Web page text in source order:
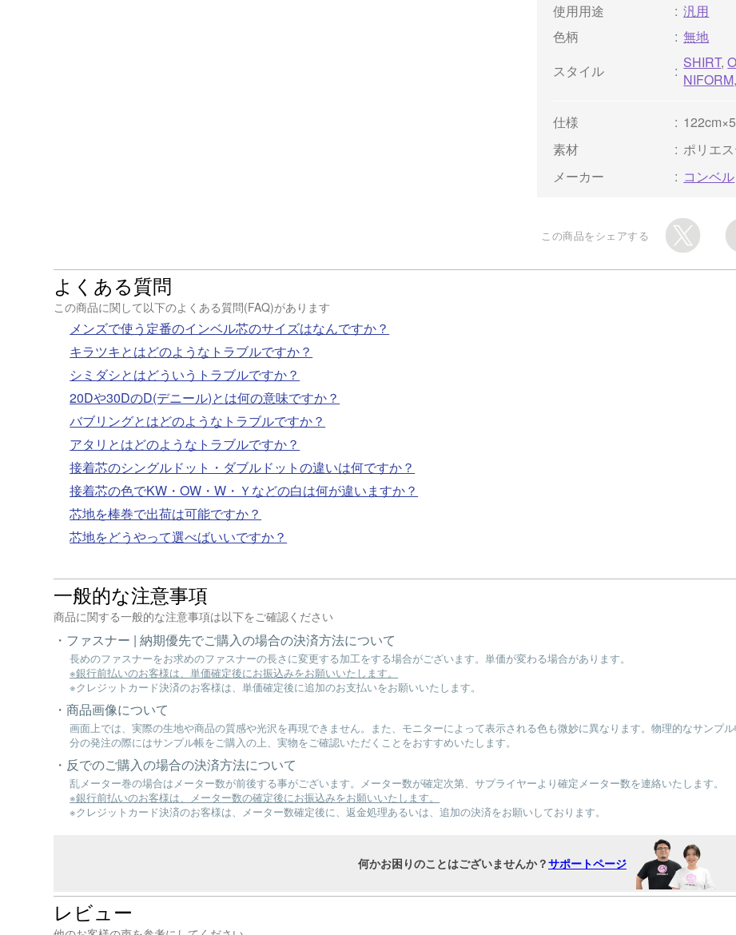
使用用途
汎用
色柄
無地
スタイル
SHIRT,
NIFORM,
仕様
素材
ポリエ
メーカー コンベル
この商品をシェアする
よくある質問
この商品に関して以下のよくある質問(FAQ)があります
メンズで使う定番のインベル芯のサイズはなんですか？
キラツキとはどのようなトラブルですか？
シミダシとはどういうトラブルですか？
20Dや30DのD(デニール)とは何の意味ですか？
バブリングとはどのようなトラブルですか？
アタリとはどのようなトラブルですか？
接着芯のシングルドット・ダブルドットの違いは何ですか？
接着芯の色でKW・OW・W・Ｙなどの白は何が違いますか？
芯地を棒巻で出荷は可能ですか？
芯地をどうやって選べばいいですか？
一般的な注意事項
商品に関する一般的な注意事項は以下をご確認ください
ファスナー | 納期優先でご購入の場合の決済方法について
長めのファスナーをお求めのファスナーの長さに変更する加工をする場合がございます。単価が変わる場合があります。
※銀行前払いのお客様は、単価確定後にお振込みをお願いいたします。
※クレジットカード決済のお客様は、単価確定後に追加のお支払いをお願いいたします。
商品画像について
画面上では、実際の生地や商品の質感や光沢を再現できません。また、モニターによって表示される色も微妙に異なります。物理的なサンプ
分の発注の際にはサンプル帳をご購入の上、実物をご確認いただくことをおすすめいたします。
反でのご購入の場合の決済方法について
乱メーター巻の場合はメーター数が前後する事がございます。メーター数が確定次第、サプライヤーより確定メーター数を連絡いたします。
※銀行前払いのお客様は、メーター数の確定後にお振込みをお願いいたします。
※クレジットカード決済のお客様は、メーター数確定後に、返金処理あるいは、追加の決済をお願いしております。
何かお困りのことはございませんか？サポートページ
レビュー